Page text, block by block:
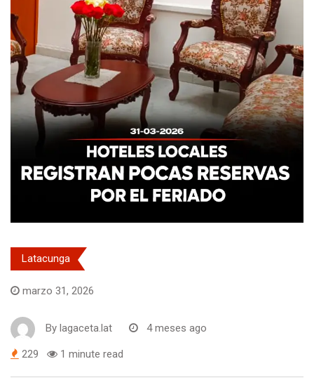
Latacunga
marzo 31, 2026
By lagaceta.lat 4 meses ago
229 1 minute read